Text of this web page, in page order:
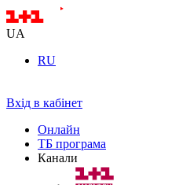
UA
RU
Вхід в кабінет
Онлайн
ТБ програма
Канали